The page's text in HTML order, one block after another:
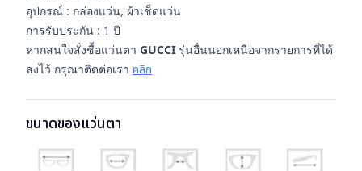
อุปกรณ์ : กล่องแว่น, ผ้าเช็ดแว่น
การรับประกัน : 1 ปี
หากสนใจสั่งชื้อแว่นตา GUCCI รุ่นอื่นนอกเหนือจากรายการที่ได้
ลงไว้ กรุณาติดต่อเรา คลิก
ขนาดของแว่นตา